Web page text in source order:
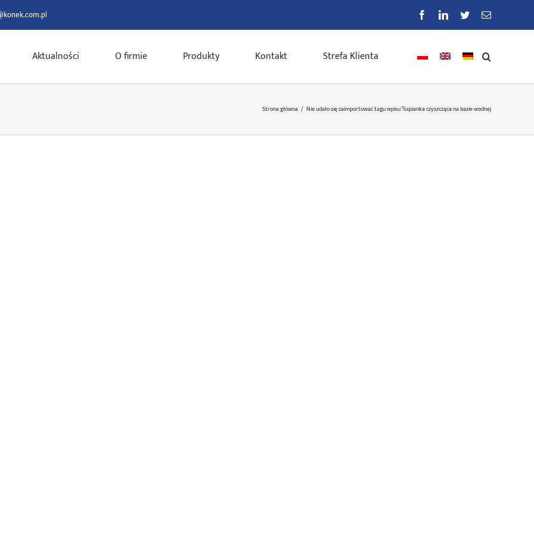
FacebookLinkedIn
TwitterE-
Aktualności O firmie Produkty Kontakt Strefa Klienta
Strona główna / Nie udało się zaimportować tagu wpisu %spianka czyszcząca na bazie wodnej